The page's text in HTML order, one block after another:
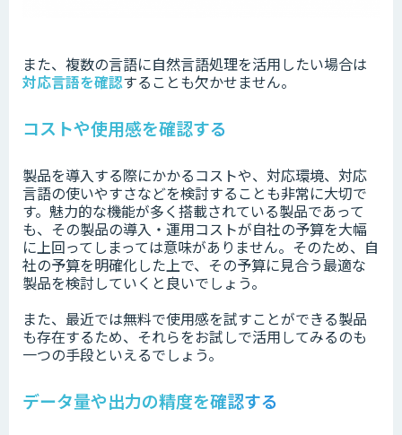
また、複数の言語に自然言語処理を活用したい場合は
対応言語を確認することも欠かせません。
コストや使用感を確認する
製品を導入する際にかかるコストや、対応環境、対応
言語の使いやすさなどを検討することも非常に大切で
す。魅力的な機能が多く搭載されている製品であって
も、その製品の導入・運用コストが自社の予算を大幅
に上回ってしまっては意味がありません。そのため、自
社の予算を明確化した上で、その予算に見合う最適な
製品を検討していくと良いでしょう。
また、最近では無料で使用感を試すことができる製品
も存在するため、それらをお試しで活用してみるのも
一つの手段といえるでしょう。
データ量や出力の精度を確認する